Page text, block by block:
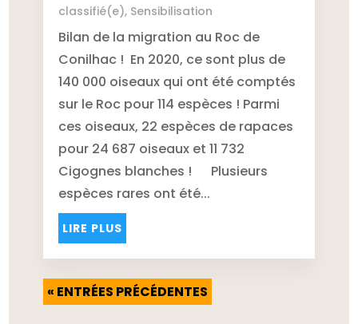
classifié(e), Sensibilisation
Bilan de la migration au Roc de
Conilhac ! En 2020, ce sont plus de
140 000 oiseaux qui ont été comptés
sur le Roc pour 114 espèces ! Parmi
ces oiseaux, 22 espèces de rapaces
pour 24 687 oiseaux et 11 732
Cigognes blanches ! Plusieurs
espèces rares ont été...
LIRE PLUS
« ENTRÉES PRÉCÉDENTES